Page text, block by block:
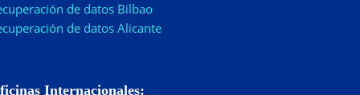
de datos Bilbao
de datos Alicante
Internacionales: